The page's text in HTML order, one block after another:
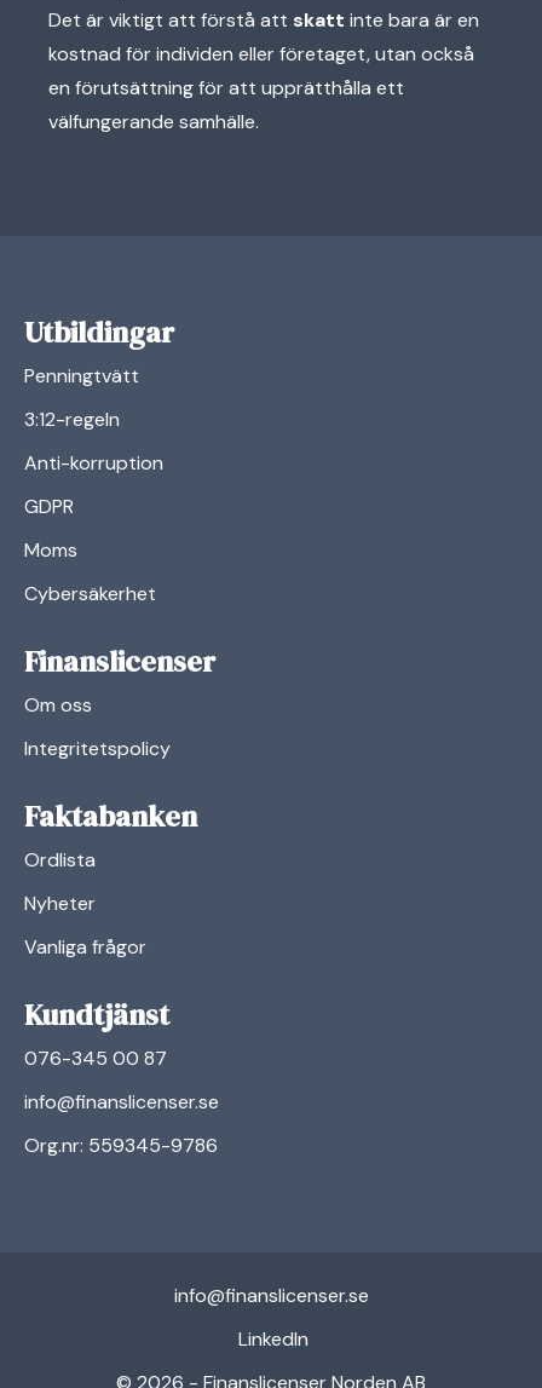
Det är viktigt att förstå att skatt inte bara är en
kostnad för individen eller företaget, utan också
en förutsättning för att upprätthålla ett
välfungerande samhälle.
Utbildingar
Penningtvätt
3:12-regeln
Anti-korruption
GDPR
Moms
Cybersäkerhet
Finanslicenser
Om oss
Integritetspolicy
Faktabanken
Ordlista
Nyheter
Vanliga frågor
Kundtjänst
076-345 00 87
info@finanslicenser.se
Org.nr: 559345-9786
info@finanslicenser.se
linkedin
LinkedIn
© 2026 - Finanslicenser Norden AB